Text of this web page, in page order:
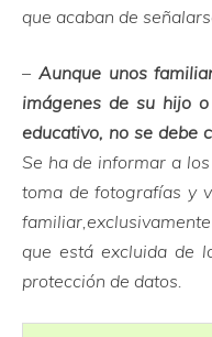
que acaban de
– Aunque unos
imágenes de su hijo
educativo, no se debe
Se ha de informar a
toma de fotografías y
que está excluida de
protección de datos.